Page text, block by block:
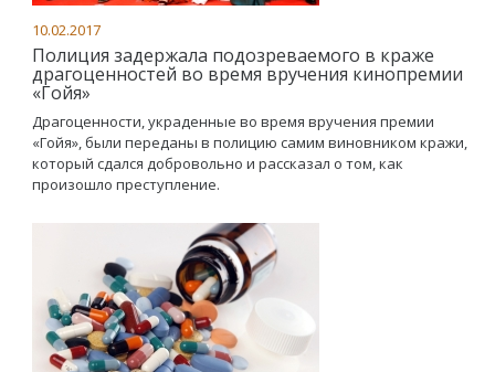
10.02.2017
Полиция задержала подозреваемого в краже
драгоценностей во время вручения кинопремии
«Гойя»
Драгоценности, украденные во время вручения премии
«Гойя», были переданы в полицию самим виновником кражи,
который сдался добровольно и рассказал о том, как
произошло преступление.